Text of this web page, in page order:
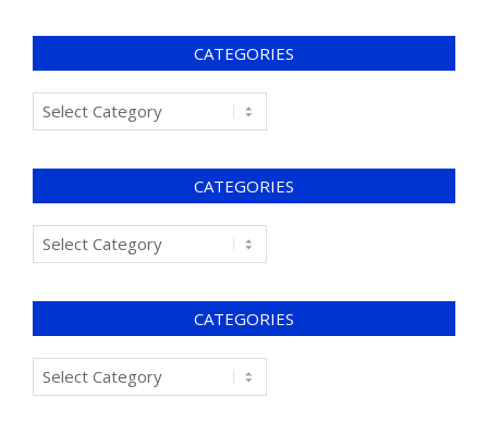
CATEGORIES
CATEGORIES
CATEGORIES